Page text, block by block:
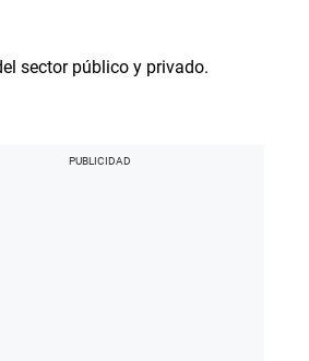
sector público y privado.